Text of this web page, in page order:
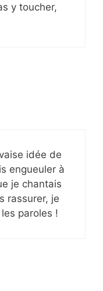
y toucher,
idée de
engueuler à
je chantais
rassurer, je
paroles !